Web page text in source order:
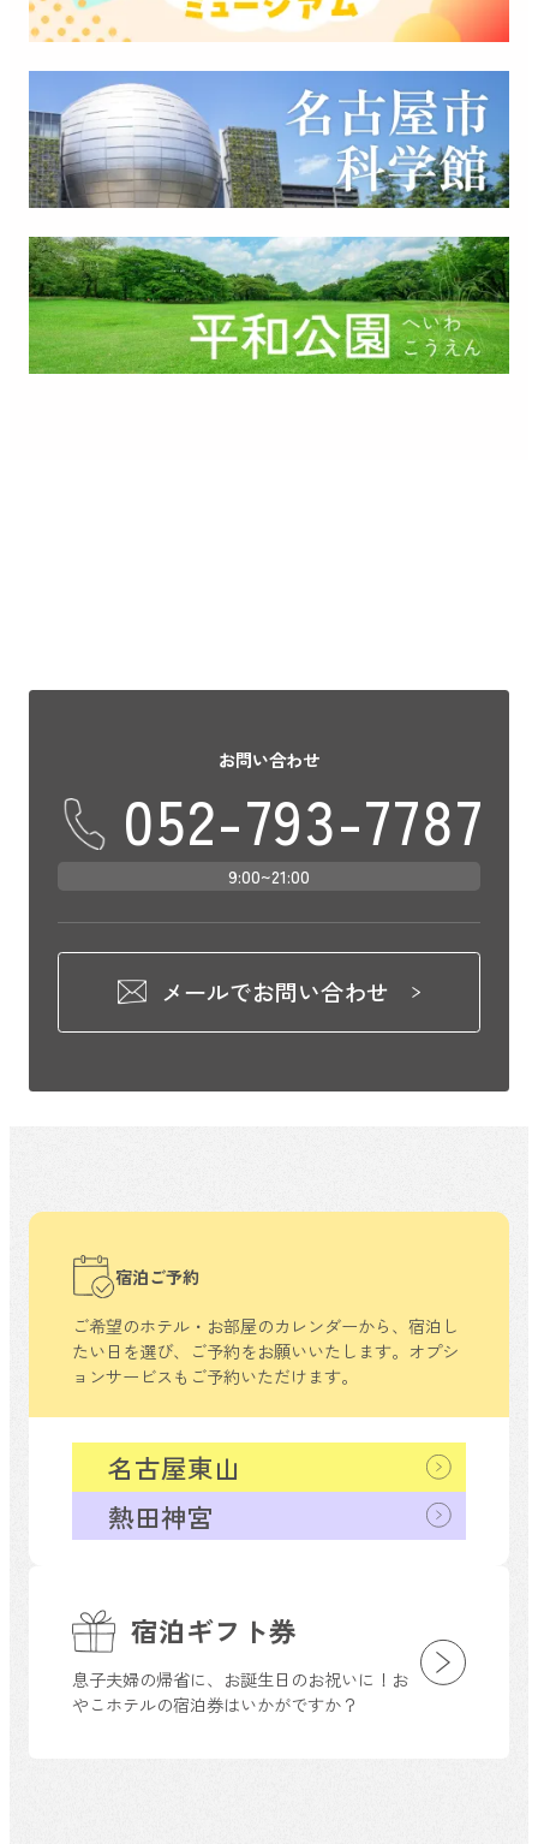
お問い合わせ
052-793-7787
9:00~21:00
メールでお問い合わせ
宿泊ギフト券
息子夫婦の帰省に、お誕生日のお祝いに！お
やこホテルの宿泊券はいかがですか？
宿泊ご予約
ご希望のホテル・お部屋のカレンダーから、 宿泊し
たい日を選び、ご予約をお願いいたします。 オプシ
ョンサービスもご予約いただけます。
熱田神宮
名古屋東山